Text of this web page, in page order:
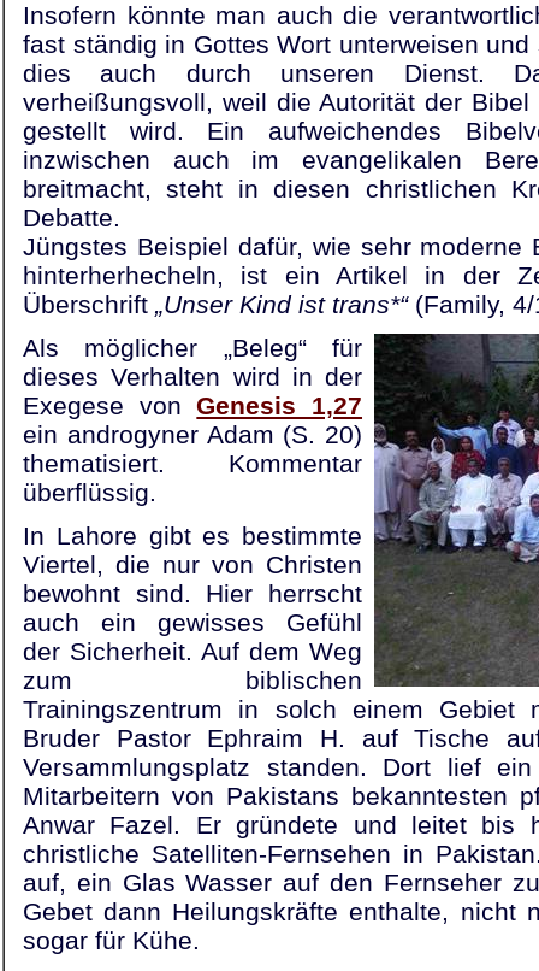
Insofern könnte man auch die
fast ständig in Gottes Wort unterweisen
dies auch durch unseren Dienst.
verheißungsvoll, weil die Autorität der
gestellt wird. Ein aufweichendes
inzwischen auch im evangelikalen
breitmacht, steht in diesen christlichen
Debatte.
Jüngstes Beispiel dafür, wie sehr moderne
hinterherhecheln, ist ein Artikel in der
Überschrift „Unser Kind ist trans*“ (Family,
Als möglicher „Beleg“ für
dieses Verhalten wird in der
Exegese vonGenesis 1,27
ein androgyner Adam (S. 20)
thematisiert. Kommentar
überflüssig.
In Lahore gibt es bestimmte
Viertel, die nur von Christen
bewohnt sind. Hier herrscht
auch ein gewisses Gefühl
der Sicherheit. Auf dem Weg
zum biblischen
Trainingszentrum in solch einem Gebiet
Bruder Pastor Ephraim H. auf Tische
Versammlungsplatz standen. Dort lief
Mitarbeitern von Pakistans bekanntesten
Anwar Fazel. Er gründete und leitet bis
christliche Satelliten-Fernsehen in
auf, ein Glas Wasser auf den Fernseher
Gebet dann Heilungskräfte enthalte, nicht
sogar für Kühe.